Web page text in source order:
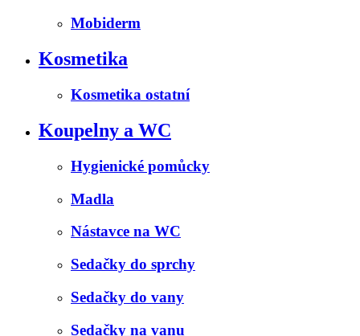
Mobiderm
Kosmetika
Kosmetika ostatní
Koupelny a WC
Hygienické pomůcky
Madla
Nástavce na WC
Sedačky do sprchy
Sedačky do vany
Sedačky na vanu